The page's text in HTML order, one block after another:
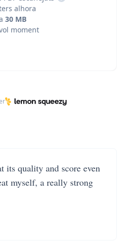
alhora
30 MB
moment
its quality and score even
myself, a really strong